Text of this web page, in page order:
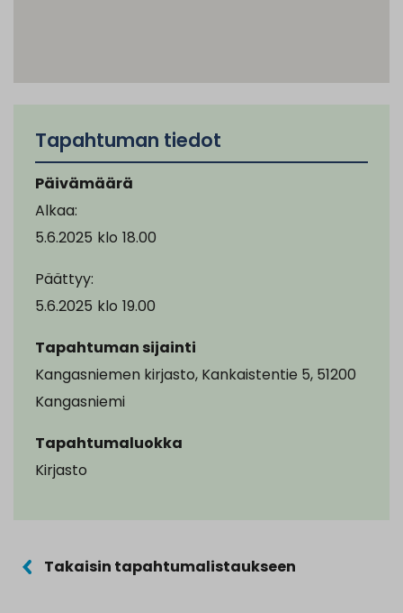
Tapahtuman tiedot
Päivämäärä
Alkaa:
5.6.2025 klo 18.00
Päättyy:
5.6.2025 klo 19.00
Tapahtuman sijainti
Kangasniemen kirjasto, Kankaistentie 5, 51200
Kangasniemi
Tapahtumaluokka
Kirjasto
Takaisin tapahtumalistaukseen